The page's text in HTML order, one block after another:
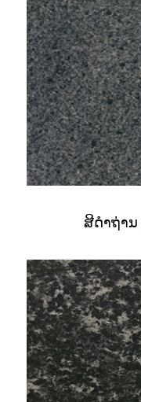
ສີດຳຖ່ານ